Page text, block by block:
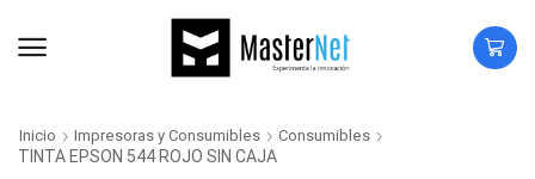
Inicio Impresoras y Consumibles Consumibles
TINTA EPSON 544 ROJO SIN CAJA